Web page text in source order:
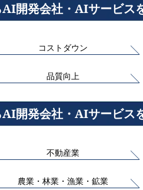
AI開発会社・AIサービス
コストダウン
品質向上
開発会社・AIサービス
不動産業
農業・林業・漁業・鉱業